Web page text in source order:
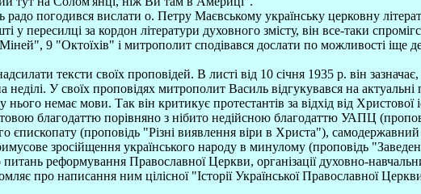
погодився вислати о. Петру Маєвському українську церковну
у пересилці за кордон літератури духовного змісту, він все-таки
9 "Октоїхів" і митрополит сподівався дослати по можливості іще
тексти своїх проповідей. В листі від 10 січня 1935 р. він
неділі. У своїх проповідях митрополит Василь відгукувався на
у нього немає мови. Так він критикує протестантів за відхід від
благодаттю порівняно з нібито недійсною благодаттю УАПЦ
єпископату (проповідь "Різні виявлення віри в Христа"),
зросійщення українського народу в минулому (проповідь
реформування Православної Церкви, організації духовно-
про написання ним цілісної "Історії Української Православної